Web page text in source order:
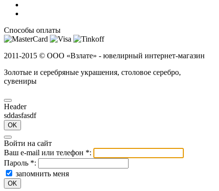
Способы оплаты
2011-2015 © ООО «Взлате» - ювелирный интернет-магазин
Золотые и серебряные украшения, столовое серебро,
сувениры
Header
sddasfasdf
OK
Войти на сайт
Ваш e-mail или телефон *:
Пароль *:
запомнить меня
OK